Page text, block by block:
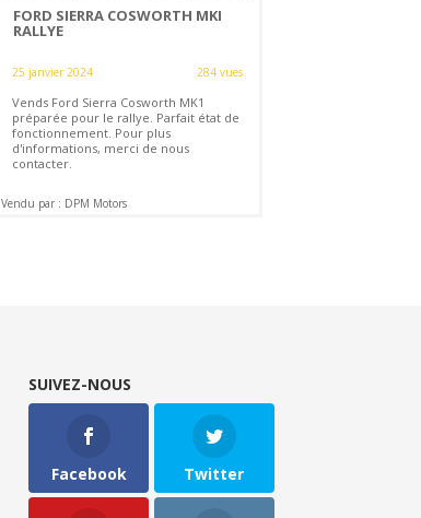
FORD SIERRA COSWORTH MKI
RALLYE
25 janvier 2024 284 vues
Vends Ford Sierra Cosworth MK1
préparée pour le rallye. Parfait état de
fonctionnement. Pour plus
d'informations, merci de nous
contacter.
Vendu par : DPM Motors
SUIVEZ-NOUS
Facebook Twitter